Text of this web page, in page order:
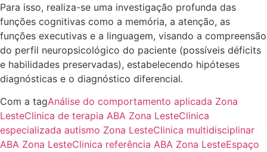
Para isso, realiza-se uma investigação profunda das
funções cognitivas como a memória, a atenção, as
funções executivas e a linguagem, visando a compreensão
do perfil neuropsicológico do paciente (possíveis déficits
e habilidades preservadas), estabelecendo hipóteses
diagnósticas e o diagnóstico diferencial.
Com a tagAnálise do comportamento aplicada Zona
LesteClinica de terapia ABA Zona LesteClinica
especializada autismo Zona LesteClinica multidisciplinar
ABA Zona LesteClinica referência ABA Zona LesteEspaço